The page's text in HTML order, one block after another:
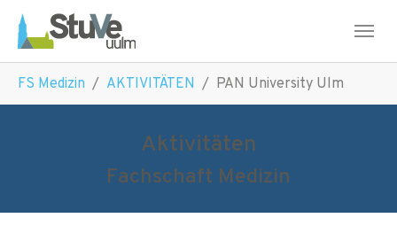
Skip to main navigation
Skip to main content
Skip to page footer
FS Medizin AKTIVITÄTEN PAN University Ulm
Aktivitäten
Fachschaft Medizin